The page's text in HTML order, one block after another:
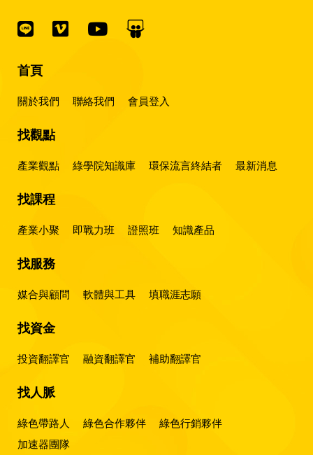
首頁
關於我們 聯絡我們 會員登入
找觀點
產業觀點 綠學院知識庫 環保流言終結者 最新消息
找課程
產業小聚 即戰力班 證照班 知識產品
找服務
媒合與顧問 軟體與工具 填職涯志願
找資金
投資翻譯官 融資翻譯官 補助翻譯官
找人脈
綠色帶路人 綠色合作夥伴
綠色行銷夥伴
加速器團隊